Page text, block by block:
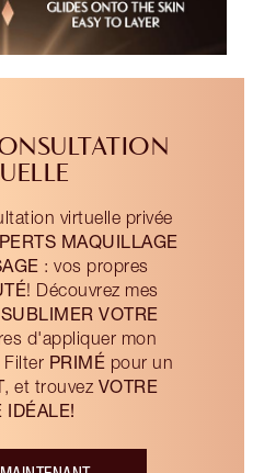
virtuelle privée
MAQUILLAGE
: vos propres
! Découvrez mes
VOTRE
d'appliquer mon
Filter PRIMÉ pour un
, et trouvez VOTRE
IDÉALE!